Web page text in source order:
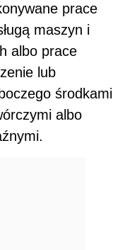
prace
maszyn i
albo prace
lub
środkami
albo